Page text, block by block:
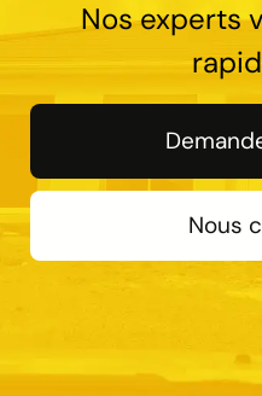
Nos experts
Nous